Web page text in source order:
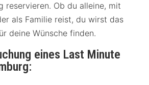
reservieren. Ob du alleine, mit
als Familie reist, du wirst das
deine Wünsche finden.
eines Last Minute